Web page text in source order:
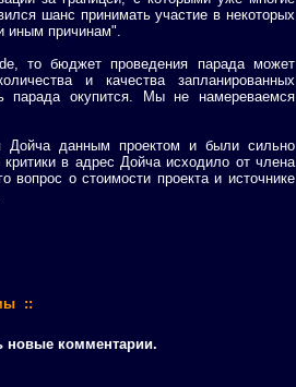
шанс принимать участие в некоторых
иным причинам".
то бюджет проведения парада может
и качества запланированных
парада окупится. Мы не намереваемся
данным проектом и были сильно
в адрес Дойча исходило от члена
о стоимости проекта и источнике
::
новые комментарии.